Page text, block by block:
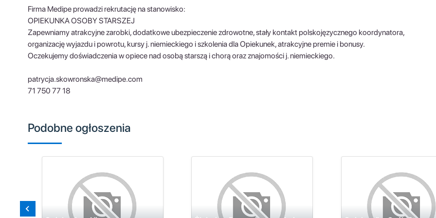
Firma Medipe prowadzi rekrutację na stanowisko:
OPIEKUNKA OSOBY STARSZEJ
Zapewniamy atrakcyjne zarobki, dodatkowe ubezpieczenie zdrowotne, stały kontakt polskojęzycznego koordynatora,
organizację wyjazdu i powrotu, kursy j. niemieckiego i szkolenia dla Opiekunek, atrakcyjne premie i bonusy.
Oczekujemy doświadczenia w opiece nad osobą starszą i chorą oraz znajomości j. niemieckiego.
patrycja.skowronska@medipe.com
71 750 77 18
Podobne ogłoszenia